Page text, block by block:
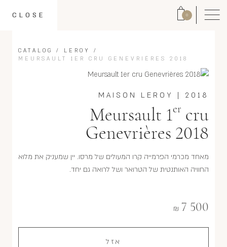
0
CLOSE
CATALOG / LEROY
/
MEURSAULT 1ER CRU GENEVRIÈRES 2018
2018
|
MAISON LEROY
Meursault 1er cru
Genevrières 2018
מאחד מכרמי הפרמייה קרו המעולים של מרסו. יין שמעניק את מלוא
החוויה האותנטית של הטרואר ושל לרואה גם יחד.
7 500
₪
אזל